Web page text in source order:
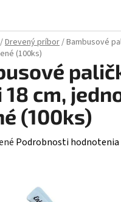
/Drevený príbor/Bambusové
(100ks)
18 cm,
(100ks)
Podrobnosti hodnotenia